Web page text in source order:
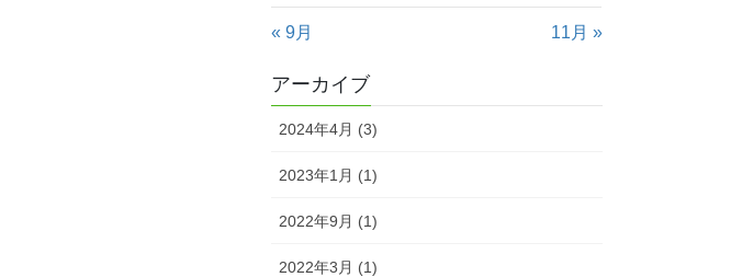
« 9月 11月 »
アーカイブ
2024年4月 (3)
2023年1月 (1)
2022年9月 (1)
2022年3月 (1)